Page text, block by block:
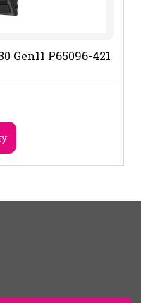
Gen11 P65096-421